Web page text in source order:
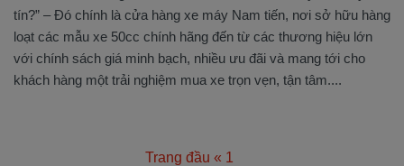
tín?” – Đó chính là cửa hàng xe máy Nam tiến, nơi sở hữu hàng
loạt các mẫu xe 50cc chính hãng đến từ các thương hiệu lớn
với chính sách giá minh bạch, nhiều ưu đãi và mang tới cho
khách hàng một trải nghiệm mua xe trọn vẹn, tận tâm....
Trang đầu « 1